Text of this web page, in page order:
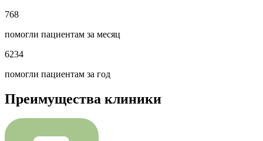
768
помогли пациентам за месяц
6234
помогли пациентам за год
Преимущества клиники